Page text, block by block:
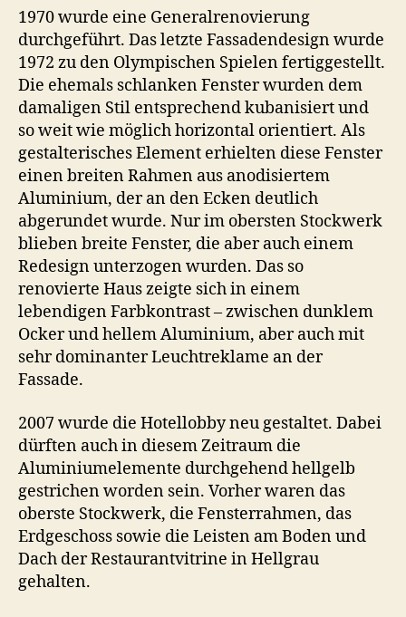
1970 wurde eine Generalrenovierung
durchgeführt. Das letzte Fassadendesign wurde
1972 zu den Olympischen Spielen fertiggestellt.
Die ehemals schlanken Fenster wurden dem
damaligen Stil entsprechend kubanisiert und
so weit wie möglich horizontal orientiert. Als
gestalterisches Element erhielten diese Fenster
einen breiten Rahmen aus anodisiertem
Aluminium, der an den Ecken deutlich
abgerundet wurde. Nur im obersten Stockwerk
blieben breite Fenster, die aber auch einem
Redesign unterzogen wurden. Das so
renovierte Haus zeigte sich in einem
lebendigen Farbkontrast – zwischen dunklem
Ocker und hellem Aluminium, aber auch mit
sehr dominanter Leuchtreklame an der
Fassade.
2007 wurde die Hotellobby neu gestaltet. Dabei
dürften auch in diesem Zeitraum die
Aluminiumelemente durchgehend hellgelb
gestrichen worden sein. Vorher waren das
oberste Stockwerk, die Fensterrahmen, das
Erdgeschoss sowie die Leisten am Boden und
Dach der Restaurantvitrine in Hellgrau
gehalten.